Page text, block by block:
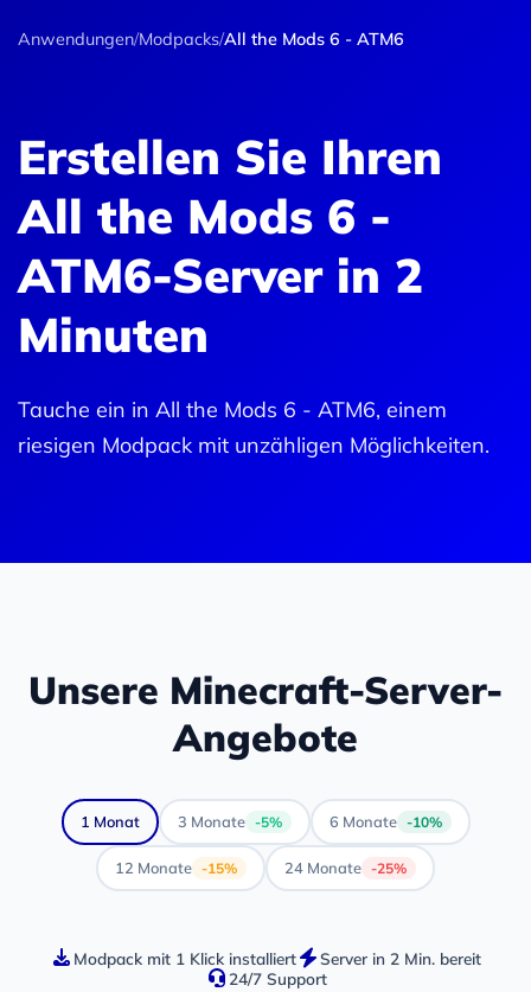
Anwendungen/Modpacks/All the Mods 6 - ATM6
Erstellen Sie Ihren
All the Mods 6 -
ATM6-Server in 2
Minuten
Tauche ein in All the Mods 6 - ATM6, einem
riesigen Modpack mit unzähligen Möglichkeiten.
Unsere Minecraft-Server-
Angebote
1 Monat 3 Monate -5% 6 Monate -10%
12 Monate -15% 24 Monate -25%
Modpack mit 1 Klick installiert
Server in 2 Min. bereit
24/7 Support